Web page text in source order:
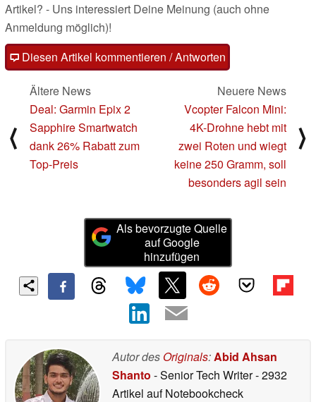
Artikel? - Uns interessiert Deine Meinung (auch ohne
Anmeldung möglich)!
Diesen Artikel kommentieren / Antworten
⟨
Ältere News
Deal: Garmin Epix 2
Sapphire Smartwatch
dank 26% Rabatt zum
Top-Preis
Neuere News
Vcopter Falcon Mini:
4K-Drohne hebt mit
zwei Roten und wiegt
keine 250 Gramm, soll
besonders agil sein
⟩
Als bevorzugte Quelle
auf Google
hinzufügen
Autor des Originals:Abid Ahsan
Shanto - Senior Tech Writer- 2932
Artikel auf Notebookcheck